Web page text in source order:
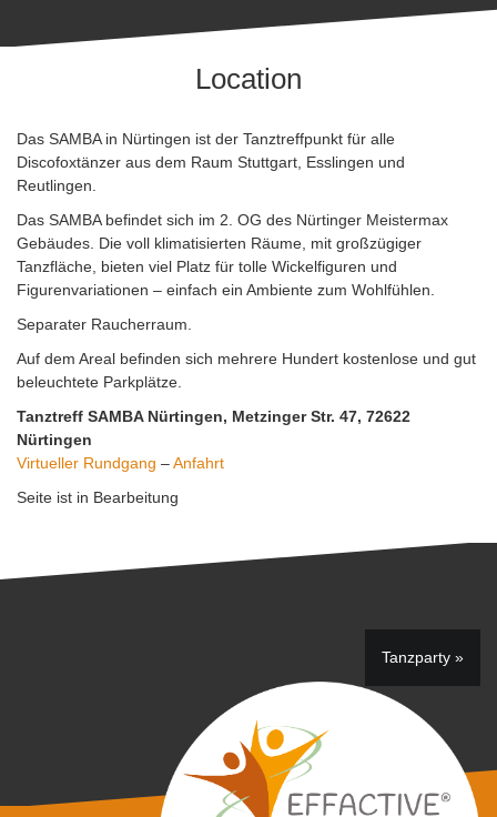
Location
Das SAMBA in Nürtingen ist der Tanztreffpunkt für alle
Discofoxtänzer aus dem Raum Stuttgart, Esslingen und
Reutlingen.
Das SAMBA befindet sich im 2. OG des Nürtinger Meistermax
Gebäudes. Die voll klimatisierten Räume, mit großzügiger
Tanzfläche, bieten viel Platz für tolle Wickelfiguren und
Figurenvariationen – einfach ein Ambiente zum Wohlfühlen.
Separater Raucherraum.
Auf dem Areal befinden sich mehrere Hundert kostenlose und gut
beleuchtete Parkplätze.
Tanztreff SAMBA Nürtingen, Metzinger Str. 47, 72622
Nürtingen
Virtueller Rundgang –Anfahrt
Seite ist in Bearbeitung
Tanzparty